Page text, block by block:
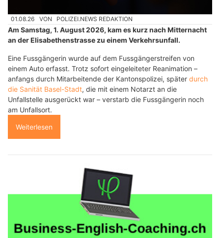
01.08.26 VON POLIZEI.NEWS REDAKTION
Am Samstag, 1. August 2026, kam es kurz nach Mitternacht
an der Elisabethenstrasse zu einem Verkehrsunfall.
Eine Fussgängerin wurde auf dem Fussgängerstreifen von
einem Auto erfasst. Trotz sofort eingeleiteter Reanimation –
anfangs durch Mitarbeitende der Kantonspolizei, später durch
die Sanität Basel-Stadt, die mit einem Notarzt an die
Unfallstelle ausgerückt war – verstarb die Fussgängerin noch
am Unfallsort.
Weiterlesen